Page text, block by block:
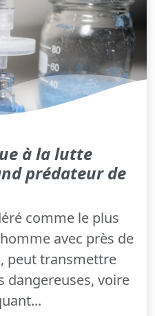
à la lutte
prédateur de
comme le plus
avec près de
peut transmettre
dangereuses, voire